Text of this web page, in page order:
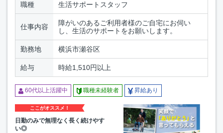
職種 生活サポートスタッフ
仕事内容
障がいのあるご利用者様のご自宅にお伺い
し、生活のサポートをお願いします。
勤務地 横浜市瀬谷区
給与 時給1,510円以上
60代以上活躍中 職種未経験者 昇給あり
ここがオススメ！
日勤のみで無理なく長く続けやす
い◎